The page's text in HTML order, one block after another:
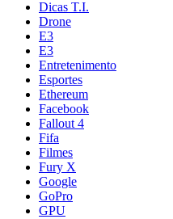
Dicas T.I.
Drone
E3
E3
Entretenimento
Esportes
Ethereum
Facebook
Fallout 4
Fifa
Filmes
Fury X
Google
GoPro
GPU